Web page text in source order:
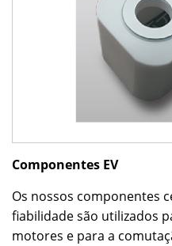
Componentes EV
Os nossos componentes
fiabilidade são utilizados
motores e para a